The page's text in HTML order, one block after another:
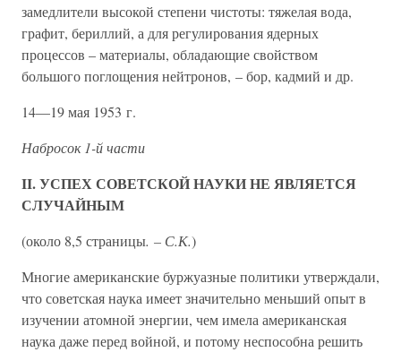
замедлители высокой степени чистоты: тяжелая вода,
графит, бериллий, а для регулирования ядерных
процессов – материалы, обладающие свойством
большого поглощения нейтронов, – бор, кадмий и др.
14—19 мая 1953 г.
Набросок 1-й части
II. УСПЕХ СОВЕТСКОЙ НАУКИ НЕ ЯВЛЯЕТСЯ
СЛУЧАЙНЫМ
(около 8,5 страницы. – С.К.)
Многие американские буржуазные политики утверждали,
что советская наука имеет значительно меньший опыт в
изучении атомной энергии, чем имела американская
наука даже перед войной, и потому неспособна решить